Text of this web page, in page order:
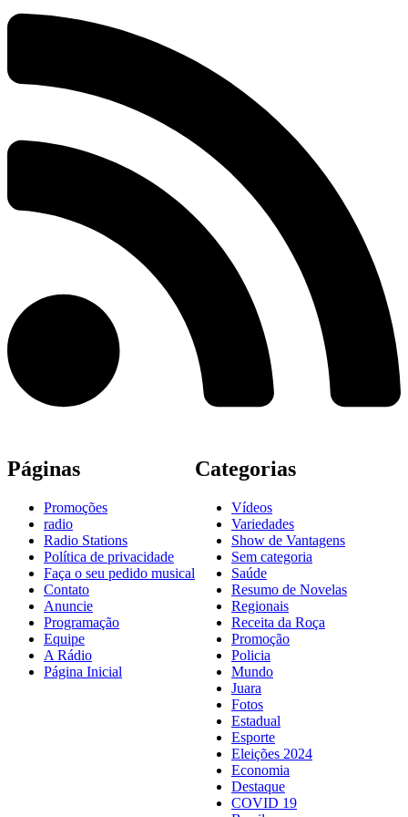
Páginas
Promoções
radio
Radio Stations
Política de privacidade
Faça o seu pedido musical
Contato
Anuncie
Programação
Equipe
A Rádio
Página Inicial
Categorias
Vídeos
Variedades
Show de Vantagens
Sem categoria
Saúde
Resumo de Novelas
Regionais
Receita da Roça
Promoção
Policia
Mundo
Juara
Fotos
Estadual
Esporte
Eleições 2024
Economia
Destaque
COVID 19